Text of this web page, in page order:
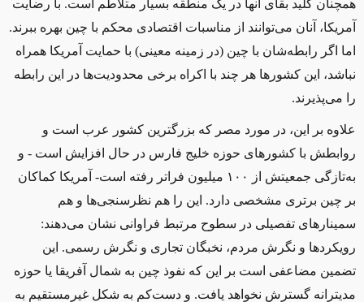
همچنان کلید بقای آنها در یک منطقه بسیار متلاطم است. با رضایت
آمریکا، آنان میتوانند از مناسبات اقتصادی محکم با چین بهره ببرند.
اما اگر رابطهشان با چین (در زمینه معینی) با حمایت آمریکا همراه
نباشد، این کشورها هر چند با اکراه برخی محدودیتها در این رابطه
را
میپذیرند.
علاوه بر این، در مورد مصر که بزرگترین کشور عرب است و
روابطش با کشورهای حوزه خلیج فارس در حال افزایش است - و
به‌تازگی جمعیتش از ۱۰۰ میلیون فراتر رفته است
- آمریکا کماکان
بر چین برتری مشخصی دارد. این را هم نظرسنجیها و هم
سمینارهای تفصیلی در سطوح مرتبط فراوانی نشان میدهند:
رویکردها و نگرش مردم، نخبگان تجاری و نگرش رسمی. این
تضمین مضاعفی است بر این که نفوذ چین به شمال آفریقا یا حوزه
مدیترانه گسترش نخواهد یافت. و دستکم به شکل غیرمستقیم به